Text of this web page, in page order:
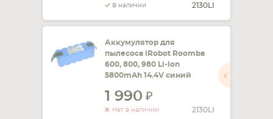
В наличии 2130LI
Аккумулятор для
пылесоса iRobot Roomba
600, 800, 980 Li-ion
5800mAh 14.4V синий
1 990
Нет в наличии 2130LI